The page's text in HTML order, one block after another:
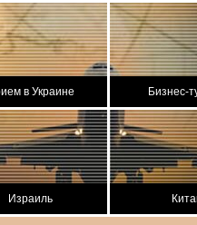
в Украине Бизнес-
Израиль